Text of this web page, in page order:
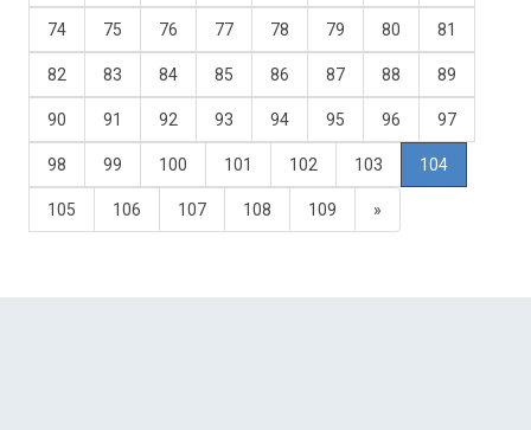
74 75 76 77 78 79 80 81
82 83 84 85 86 87 88 89
90 91 92 93 94 95 96 97
98 99 100 101 102 103 104
105 106 107 108 109 »